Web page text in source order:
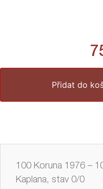
Přidat do
100 Koruna 1976 –
Kaplana, stav 0/0